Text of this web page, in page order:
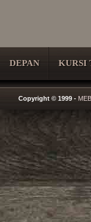
DEPAN KURSI
Copyright © 1999 -